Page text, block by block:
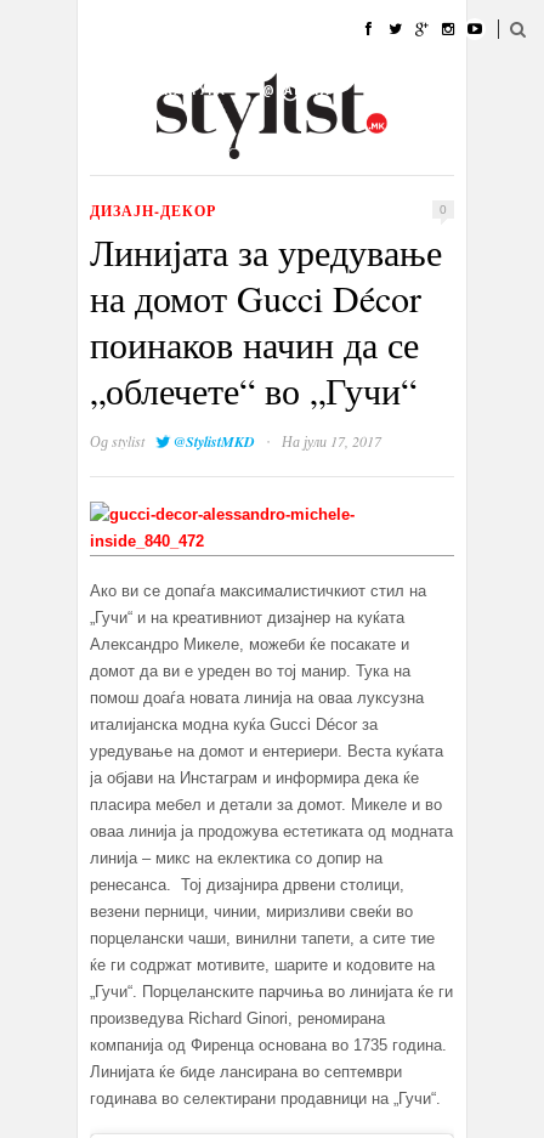
УБАВИНА
КУЛТУРА @РАБОТА
ИЗЛОГ
ДИЗАЈН-ДЕКОР 0
Линијата за уредување
на домот Gucci Décor
поинаков начин да се
„облечете“ во „Гучи“
Одstylist @StylistMKD · На јули 17, 2017
Ако ви се допаѓа максималистичкиот стил на
„Гучи“ и на креативниот дизајнер на куќата
Александро Микеле, можеби ќе посакате и
домот да ви е уреден во тој манир. Тука на
помош доаѓа новата линија на оваа луксузна
италијанска модна куќа Gucci Décor за
уредување на домот и ентериери. Веста куќата
ја објави на Инстаграм и информира дека ќе
пласира мебел и детали за домот. Микеле и во
оваа линија ја продожува естетиката од модната
линија – микс на еклектика со допир на
ренесанса. Тој дизајнира дрвени столици,
везени перници, чинии, миризливи свеќи во
порцелански чаши, винилни тапети, а сите тие
ќе ги содржат мотивите, шарите и кодовите на
„Гучи“. Порцеланските парчиња во линијата ќе ги
произведува Richard Ginori, реномирана
компанија од Фиренца основана во 1735 година.
Линијата ќе биде лансирана во септември
годинава во селектирани продавници на „Гучи“.